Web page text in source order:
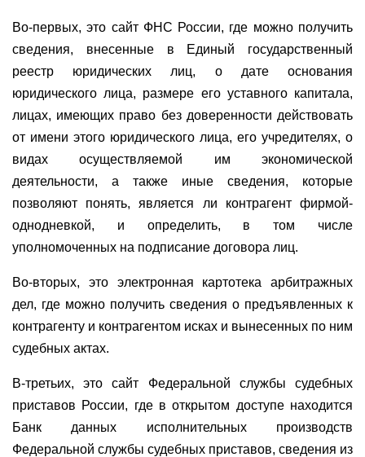
Во-первых, это сайт ФНС России, где можно получить
сведения, внесенные в Единый государственный
реестр юридических лиц, о дате основания
юридического лица, размере его уставного капитала,
лицах, имеющих право без доверенности действовать
от имени этого юридического лица, его учредителях, о
видах осуществляемой им экономической
деятельности, а также иные сведения, которые
позволяют понять, является ли контрагент фирмой-
однодневкой, и определить, в том числе
уполномоченных на подписание договора лиц.
Во-вторых, это электронная картотека арбитражных
дел, где можно получить сведения о предъявленных к
контрагенту и контрагентом исках и вынесенных по ним
судебных актах.
В-третьих, это сайт Федеральной службы судебных
приставов России, где в открытом доступе находится
Банк данных исполнительных производств
Федеральной службы судебных приставов, сведения из